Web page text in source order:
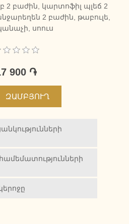
բաժին, կարտոֆիլ պլեճ 2
2 բաժին, թաբուլե,
սոուս
900 ֏
ԶԱՄԲՅՈՒՂ